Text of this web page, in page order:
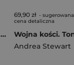
Bogowie otchłani. Puste przymierze. Tom 1
69,90 zł - sugerowana
cena detaliczna
Andrea Stewart